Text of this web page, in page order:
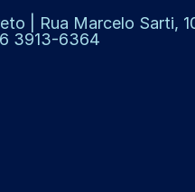
| Rua Marcelo Sarti,
3913-6364